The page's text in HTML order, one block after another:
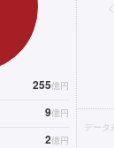
255億円
9億円
2億円
データ